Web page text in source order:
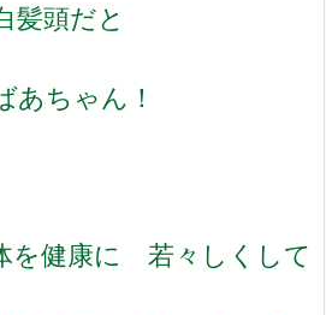
頭だと
ちゃん！
健康に 若々しくして